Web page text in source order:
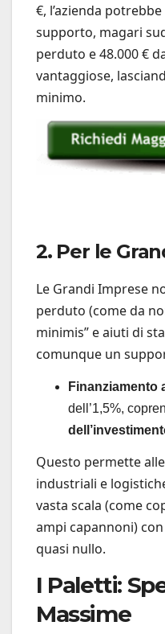
€, l’azienda
supporto, magari
perduto e 48.000 €
vantaggiose,
minimo.
2. Per le
Le Grandi Imprese
perduto (come da
minimis” e aiuti di
comunque un
Finanziamento
dell’1,5%,
Questo permette
industriali e
vasta scala (come
ampi capannoni)
quasi nullo.
I Paletti:
Massime